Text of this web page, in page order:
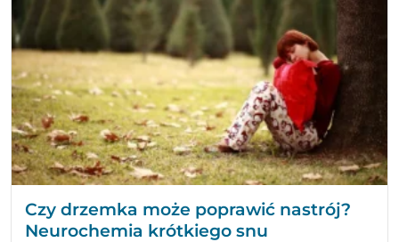
Czy drzemka może poprawić nastrój?
Neurochemia krótkiego snu